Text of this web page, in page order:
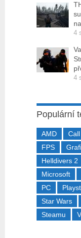
4
4
Populární
AMD
FPS
Helldivers 2
Microsoft
PC
Star Wars
Steamu